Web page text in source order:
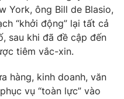
York, ông Bill de Blasio,
“khởi động” lại tất cả
sau khi đã đề cập đến
tiêm vắc-xin.
hàng, kinh doanh, văn
vụ “toàn lực” vào